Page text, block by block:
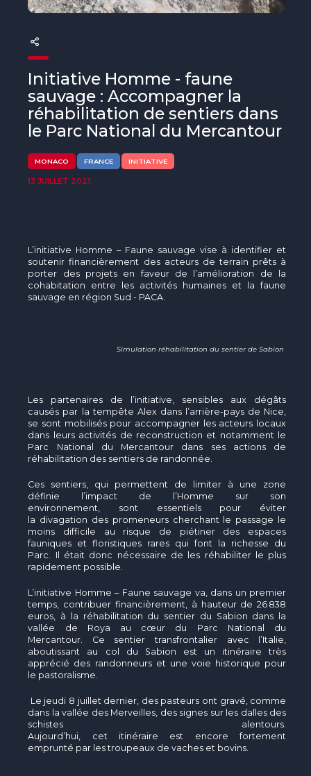
Initiative Homme - Faune sauvage
The Green Shift Initiative
Initiative Homme - faune
sauvage : Accompagner la
réhabilitation de sentiers dans
le Parc National du Mercantour
MONACO FRANCE INITIATIVE
13 JUILLET 2021
L’initiative Homme – Faune sauvage vise à identifier et
soutenir financièrement des acteurs de terrain prêts à
porter des projets en faveur de l’amélioration de la
cohabitation entre les activités humaines et la faune
sauvage en région Sud - PACA.
Simulation réhabilitation du sentier de Sabion
Les partenaires de l’initiative, sensibles aux dégâts
causés par la tempête Alex dans l’arrière-pays de Nice,
se sont mobilisés pour accompagner les acteurs locaux
dans leurs activités de reconstruction et notamment le
Parc National du Mercantour dans ses actions de
réhabilitation des sentiers de randonnée.
Ces sentiers, qui permettent de limiter à une zone
définie l’impact de l’Homme sur son
environnement, sont essentiels pour éviter
la divagation des promeneurs cherchant le passage le
moins difficile au risque de piétiner des espaces
fauniques et floristiques rares qui font la richesse du
Parc. Il était donc nécessaire de les réhabiliter le plus
rapidement possible.
L’initiative Homme – Faune sauvage va, dans un premier
temps, contribuer financièrement, à hauteur de 26 838
euros, à la réhabilitation du sentier du Sabion dans la
vallée de Roya au cœur du Parc National du
Mercantour. Ce sentier transfrontalier avec l’Italie,
aboutissant au col du Sabion est un itinéraire très
apprécié des randonneurs et une voie historique pour
le pastoralisme.
Le jeudi 8 juillet dernier, des pasteurs ont gravé, comme
dans la vallée des Merveilles, des signes sur les dalles des
schistes alentours.
Aujourd’hui, cet itinéraire est encore fortement
emprunté par les troupeaux de vaches et bovins.